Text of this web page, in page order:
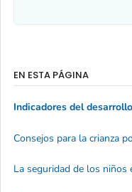
EN ESTA PÁGINA
Indicadores del desarrollo
Consejos para la crianza
La seguridad de los niños